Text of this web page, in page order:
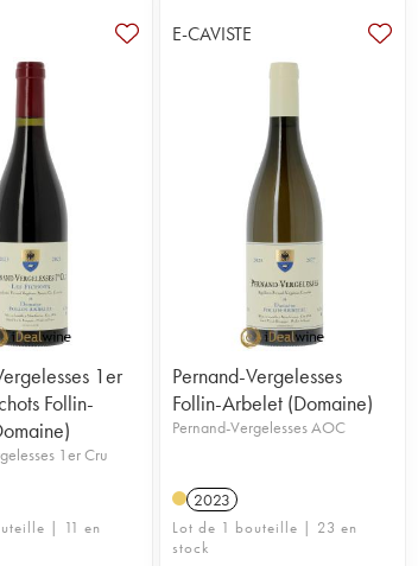
1er
Follin-
1er Cru
| 11 en
E-CAVISTE
Pernand-Vergelesses
Follin-Arbelet (Domaine)
Pernand-Vergelesses AOC
2023
Lot de 1 bouteille | 23 en
stock